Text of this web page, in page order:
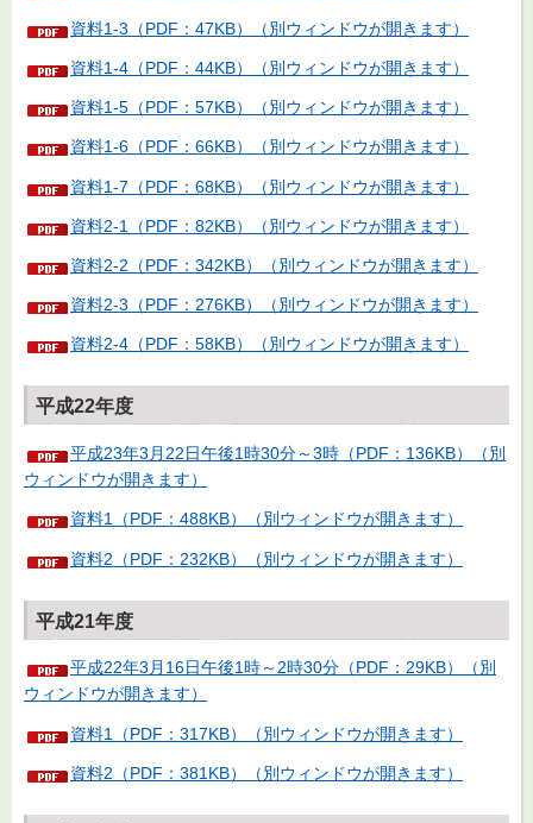
資料1-3（PDF：47KB）（別ウィンドウが開きます）
資料1-4（PDF：44KB）（別ウィンドウが開きます）
資料1-5（PDF：57KB）（別ウィンドウが開きます）
資料1-6（PDF：66KB）（別ウィンドウが開きます）
資料1-7（PDF：68KB）（別ウィンドウが開きます）
資料2-1（PDF：82KB）（別ウィンドウが開きます）
資料2-2（PDF：342KB）（別ウィンドウが開きます）
資料2-3（PDF：276KB）（別ウィンドウが開きます）
資料2-4（PDF：58KB）（別ウィンドウが開きます）
平成22年度
平成23年3月22日午後1時30分～3時（PDF：136KB）（別
ウィンドウが開きます）
資料1（PDF：488KB）（別ウィンドウが開きます）
資料2（PDF：232KB）（別ウィンドウが開きます）
平成21年度
平成22年3月16日午後1時～2時30分（PDF：29KB）（別
ウィンドウが開きます）
資料1（PDF：317KB）（別ウィンドウが開きます）
資料2（PDF：381KB）（別ウィンドウが開きます）